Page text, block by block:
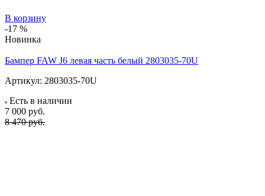
В корзину
-17 %
Новинка
Бампер FAW J6 левая часть белый 2803035-70U
Артикул: 2803035-70U
Есть в наличии
7 000 руб.
8 470 руб.